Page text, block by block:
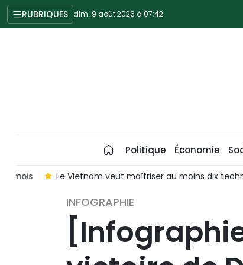
RUBRIQUES dim. 9 août 2026 à 07:42
Politique Économie
Le Vietnam veut maîtriser au moins dix
INFOGRAPHIE